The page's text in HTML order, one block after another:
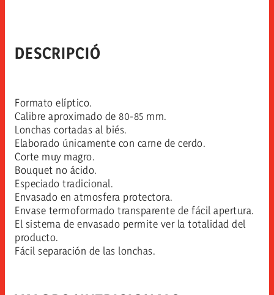
DESCRIPCIÓ
Formato elíptico.
Calibre aproximado de 80-85 mm.
Lonchas cortadas al biés.
Elaborado únicamente con carne de cerdo.
Corte muy magro.
Bouquet no ácido.
Especiado tradicional.
Envasado en atmosfera protectora.
Envase termoformado transparente de fácil apertura.
El sistema de envasado permite ver la totalidad del
producto.
Fácil separación de las lonchas.